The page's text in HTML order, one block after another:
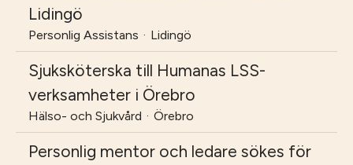
Lidingö
Personlig Assistans · Lidingö
Sjuksköterska till Humanas LSS-
verksamheter i Örebro
Hälso- och Sjukvård · Örebro
Personlig mentor och ledare sökes för